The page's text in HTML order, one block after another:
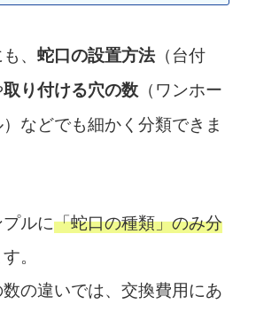
、 蛇口の設置方法（台付
取り付ける穴の数（ワンホー
などでも細かく分類できま
ルに「蛇口の種類」のみ分
。
の違いでは、交換費用にあ